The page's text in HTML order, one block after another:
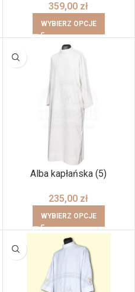
359,00 zł
WYBIERZ OPCJE
Alba kapłańska (5)
235,00 zł
WYBIERZ OPCJE